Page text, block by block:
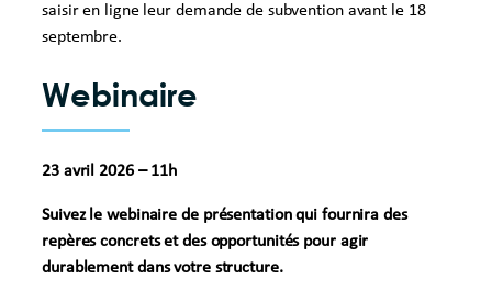
saisir en ligne leur demande de subvention avant le 18
septembre.
Webinaire
23 avril 2026 – 11h
Suivez le webinaire de présentation qui fournira des
repères concrets et des opportunités pour agir
durablement dans votre structure.